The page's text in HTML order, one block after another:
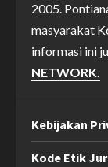
2005.
masyarakat
informasi ini
NETWORK.
Kebijakan
Kode Etik